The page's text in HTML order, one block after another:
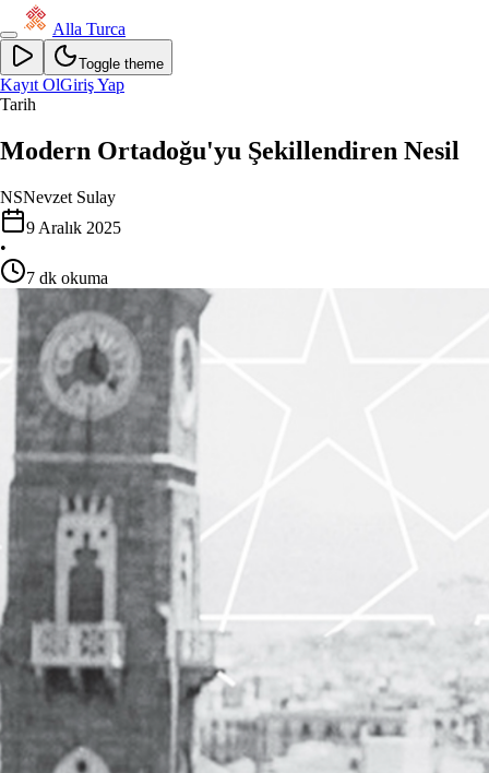
Alla Turca
Toggle theme
Kayıt OlGiriş Yap
Tarih
Modern Ortadoğu'yu Şekillendiren Nesil
NSNevzet Sulay
9 Aralık 2025
•
7 dk okuma